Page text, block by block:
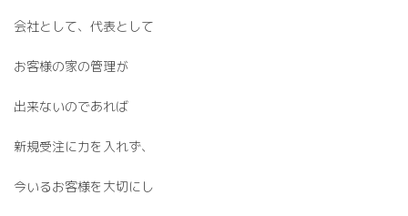
会社として、代表として
お客様の家の管理が
出来ないのであれば
新規受注に力を入れず、
今いるお客様を大切にし